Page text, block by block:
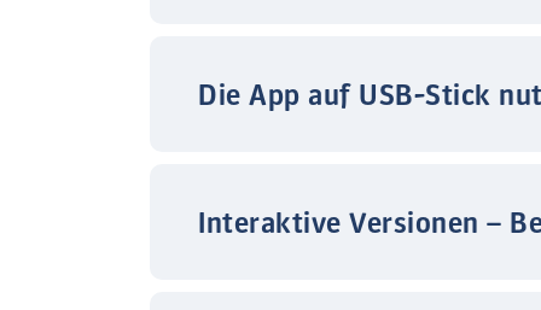
Die App auf USB-Stick
Interaktive Versionen –